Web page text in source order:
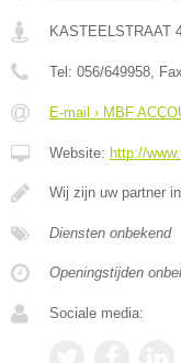
KASTEELSTRAAT
Tel: 056/649958 ,
E-mail › MBF
Website: http://
Wij zijn uw partner
Diensten onbekend
Openingstijden
Sociale media: